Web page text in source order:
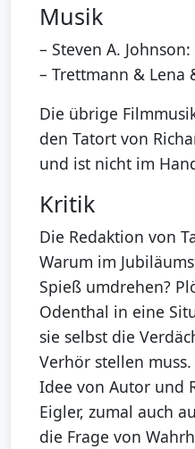
Musik
– Steven A.
– Trettmann & Lena
Die übrige
den Tatort von
und ist nicht im
Kritik
Die Redaktion von
Warum im
Spieß umdrehen?
Odenthal in eine
sie selbst die
Verhör stellen
Idee von Autor und
Eigler, zumal auch
die Frage von